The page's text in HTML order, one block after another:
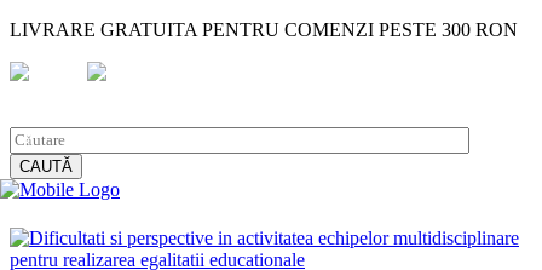
LIVRARE GRATUITA PENTRU COMENZI PESTE 300 RON
CAUTĂ